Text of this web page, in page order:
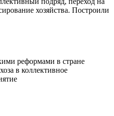
хозяйства. Построили
реформами в стране
в коллективное